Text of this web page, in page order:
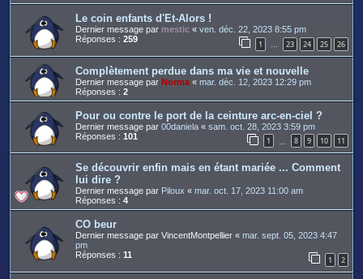
Le coin enfants d'Et-Alors !
Dernier message par mestic « ven. déc. 22, 2023 8:55 pm
Réponses : 259 1 23 24 25 26
Complètement perdue dans ma vie et nouvelle
Dernier message par Norma « mar. déc. 12, 2023 12:29 pm
Réponses : 2
Pour ou contre le port de la ceinture arc-en-ciel ?
Dernier message par 00daniela « sam. oct. 28, 2023 3:59 pm
Réponses : 101 1 8 9 10 11
Se découvrir enfin mais en étant mariée ... Comment
lui dire ?
Dernier message par Piloux « mar. oct. 17, 2023 11:00 am
Réponses : 4
CO beur
Dernier message par VincentMontpellier « mar. sept. 05, 2023 4:47
pm
Réponses : 11 1 2